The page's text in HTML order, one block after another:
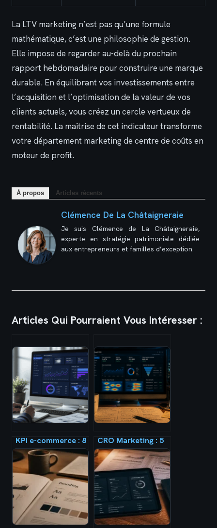
La LTV marketing n’est pas qu’une formule
mathématique, c’est une philosophie de gestion.
Elle impose de regarder au-delà du prochain
rapport hebdomadaire pour construire une marque
durable. En équilibrant vos investissements entre
l’acquisition et l’optimisation de la valeur de vos
clients actuels, vous créez un cercle vertueux de
rentabilité. La maîtrise de cet indicateur transforme
votre département marketing de centre de coûts en
moteur de profit.
À propos Articles récents
Clémence De La Châtaigneraie
Je suis Clémence de La Châtaigneraie,
experte en stratégie patrimoniale dédiée
aux entrepreneurs et familles d’exception.
Articles Qui Pourraient Vous Intéresser :
KPI e-commerce : 8
indicateurs pour
piloter votre
croissance et
rentabiliser vos
ventes
CRO Marketing : 5
leviers pour
transformer vos
visiteurs en clients
fidèles